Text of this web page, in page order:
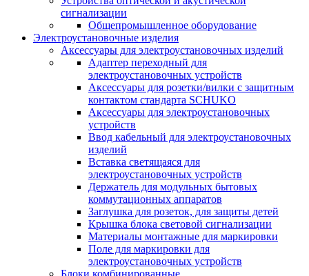
сигнализации
Общепромышленное оборудование
Электроустановочные изделия
Аксессуары для электроустановочных изделий
Адаптер переходный для
электроустановочных устройств
Аксессуары для розетки/вилки с защитным
контактом стандарта SCHUKO
Аксессуары для электроустановочных
устройств
Ввод кабельный для электроустановочных
изделий
Вставка светящаяся для
электроустановочных устройств
Держатель для модульных бытовых
коммутационных аппаратов
Заглушка для розеток, для защиты детей
Крышка блока световой сигнализации
Материалы монтажные для маркировки
Поле для маркировки для
электроустановочных устройств
Блоки комбинированные